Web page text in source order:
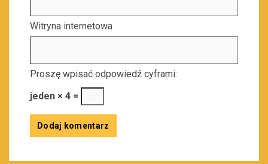
Witryna internetowa
Proszę wpisać odpowiedź cyframi:
jeden × 4 =